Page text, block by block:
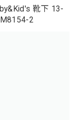
靴下 13-
2